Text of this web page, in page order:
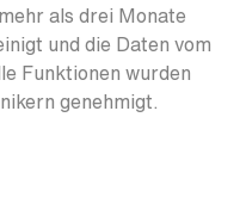
als drei Monate
und die Daten vom
Funktionen wurden
genehmigt.